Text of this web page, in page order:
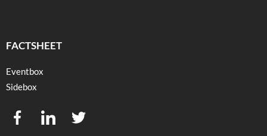
FACTSHEET
Eventbox
Sidebox